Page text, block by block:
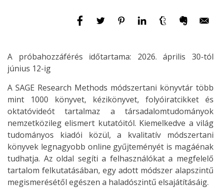
A próbahozzáférés időtartama: 2026. április 30-tól
június 12-ig
A SAGE Research Methods módszertani könyvtár több
mint 1000 könyvet, kézikönyvet, folyóiratcikket és
oktatóvideót tartalmaz a társadalomtudományok
nemzetközileg elismert kutatóitól. Kiemelkedve a világ
tudományos kiadói közül, a kvalitatív módszertani
könyvek legnagyobb online gyűjteményét is magáénak
tudhatja. Az oldal segíti a felhasználókat a megfelelő
tartalom felkutatásában, egy adott módszer alapszintű
megismerésétől egészen a haladószintű elsajátításáig.